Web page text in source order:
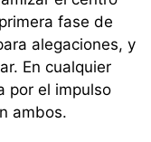
fase de
alegaciones, y
En cualquier
por el impulso
ambos.